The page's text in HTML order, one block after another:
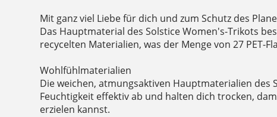
Mit ganz viel Liebe für dich und zum Schutz des
Das Hauptmaterial des Solstice Women's-Trikots
recycelten Materialien, was der Menge von 27 PET-
Wohlfühlmaterialien
Die weichen, atmungsaktiven Hauptmaterialien des
Feuchtigkeit effektiv ab und halten dich trocken,
erzielen kannst.